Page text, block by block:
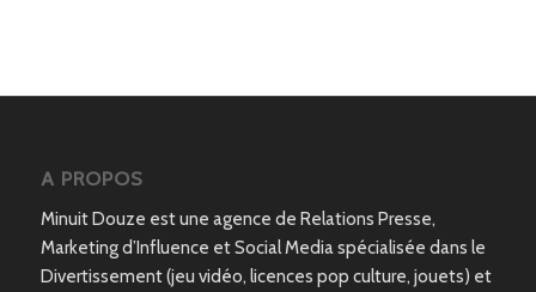
A PROPOS
Minuit Douze est une agence de Relations Presse,
Marketing d’Influence et Social Media spécialisée dans le
Divertissement (jeu vidéo, licences pop culture, jouets) et